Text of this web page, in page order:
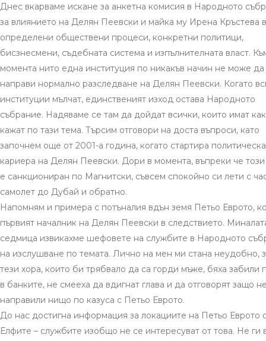
Днес вкарваме искане за анкетна комисия в Народното
за влиянието на Делян Пеевски и майка му Ирена Кръстева
определени обществени процеси, конкретни политици,
бисзнесмени, съдебната система и изпълнителната власт.
момента нито една институция по никакъв начин не може да
направи нормално разследване на Делян Пеевски. Когато
институции мълчат, единственият изход остава Народното
събрание. Надяваме се там да дойдат всички, които имат
кажат по тази тема. Търсим отговори на доста въпроси, като
започнем още от 2001-а година, когато стартира
кариера на Делян Пеевски. Дори в момента, въпреки че
е санкциониран по Магнитски, съвсем спокойно си лети с
самолет до Дубай и обратно.
Напомням и примера с потъналия вдън земя Петьо Еврото,
първият началник на Делян Пеевски в следствието.
седмица извикахме шефовете на службите в Народното
на изслушване по темата. Лично на мен ми стана неудобно,
тези хора, които би трябвало да са горди мъже, бяха забили
в банките, не смееха да вдигнат глава и да отговорят защо
направили нищо по казуса с Петьо Еврото.
До нас достигна информация за локациите на Петьо Еврото
Елфите – службите изобщо не се интересуват от това. Не ги